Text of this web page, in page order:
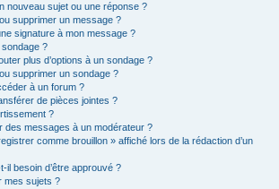
nouveau sujet ou une réponse ?
supprimer un message ?
signature à mon message ?
?
plus d’options à un sondage ?
supprimer un sondage ?
à un forum ?
de pièces jointes ?
?
des messages à un modérateur ?
comme brouillon » affiché lors de la rédaction d’un
il besoin d’être approuvé ?
mes sujets ?